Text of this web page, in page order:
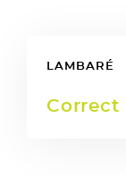
LAMBARÉ
Correct